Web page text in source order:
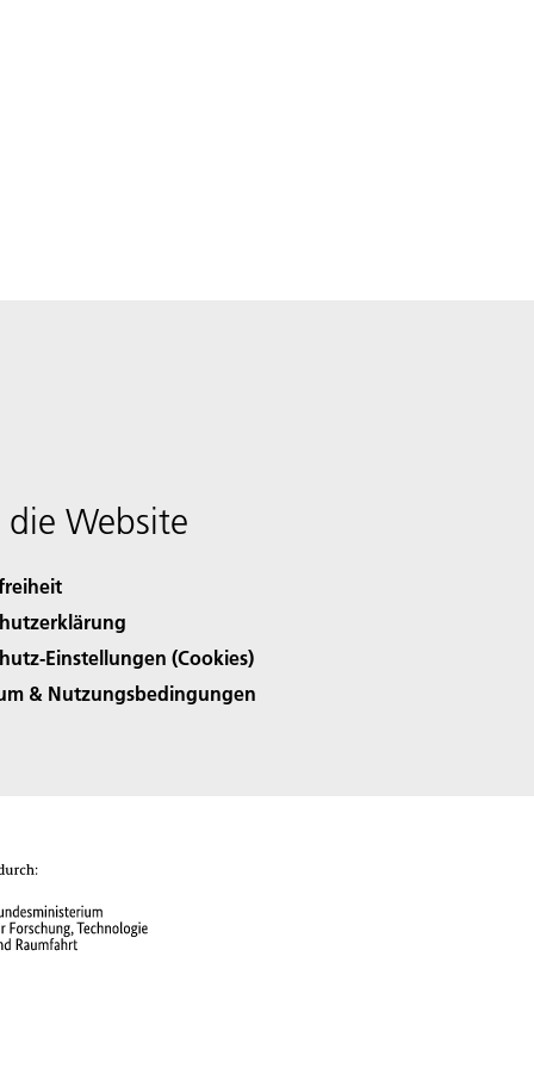
die Website
Einstellungen (Cookies)
& Nutzungsbedingungen